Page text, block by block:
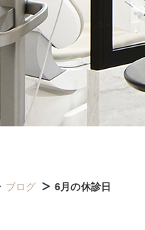
ブログ 6月の休診日